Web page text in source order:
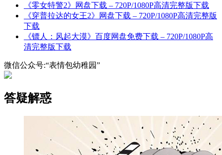
《零女特警2》网盘下载 – 720P/1080P高清完整版下载
《穿普拉达的女王2》网盘下载 – 720P/1080P高清完整版
下载
《镖人：风起大漠》百度网盘免费下载 – 720P/1080P高
清完整版下载
微信公众号:“表情包幼稚园”
答疑解惑